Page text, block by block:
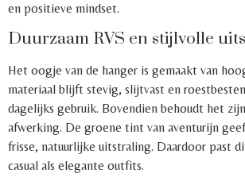
en positieve mindset.
Duurzaam RVS en stijlvolle
Het oogje van de hanger is gemaakt van
materiaal blijft stevig, slijtvast en
dagelijks gebruik. Bovendien behoudt het
afwerking. De groene tint van aventurijn
frisse, natuurlijke uitstraling. Daardoor past
casual als elegante outfits.